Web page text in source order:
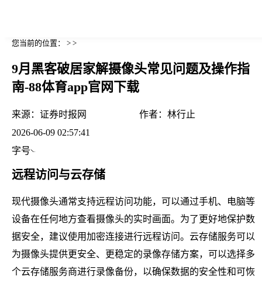
您当前的位置： > >
9月黑客破居家解摄像头常见问题及操作指
南-88体育app官网下载
来源： 证券时报网 作者： 林行止
2026-06-09 02:57:41
字号
远程访问与云存储
现代摄像头通常支持远程访问功能，可以通过手机、电脑等
设备在任何地方查看摄像头的实时画面。为了更好地保护数
据安全，建议使用加密连接进行远程访问。云存储服务可以
为摄像头提供更安全、更稳定的录像存储方案，可以选择多
个云存储服务商进行录像备份，以确保数据的安全性和可恢